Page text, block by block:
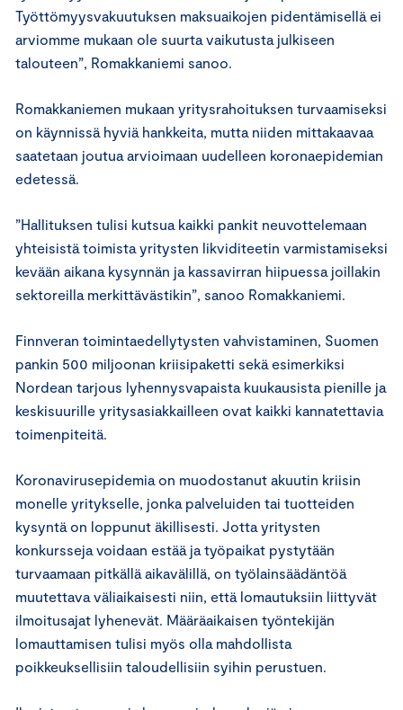
Työttömyysvakuutuksen maksuaikojen pidentämisellä ei
arviomme mukaan ole suurta vaikutusta julkiseen
talouteen”, Romakkaniemi sanoo.
Romakkaniemen mukaan yritysrahoituksen turvaamiseksi
on käynnissä hyviä hankkeita, mutta niiden mittakaavaa
saatetaan joutua arvioimaan uudelleen koronaepidemian
edetessä.
”Hallituksen tulisi kutsua kaikki pankit neuvottelemaan
yhteisistä toimista yritysten likviditeetin varmistamiseksi
kevään aikana kysynnän ja kassavirran hiipuessa joillakin
sektoreilla merkittävästikin”, sanoo Romakkaniemi.
Finnveran toimintaedellytysten vahvistaminen, Suomen
pankin 500 miljoonan kriisipaketti sekä esimerkiksi
Nordean tarjous lyhennysvapaista kuukausista pienille ja
keskisuurille yritysasiakkailleen ovat kaikki kannatettavia
toimenpiteitä.
Koronavirusepidemia on muodostanut akuutin kriisin
monelle yritykselle, jonka palveluiden tai tuotteiden
kysyntä on loppunut äkillisesti. Jotta yritysten
konkursseja voidaan estää ja työpaikat pystytään
turvaamaan pitkällä aikavälillä, on työlainsäädäntöä
muutettava väliaikaisesti niin, että lomautuksiin liittyvät
ilmoitusajat lyhenevät. Määräaikaisen työntekijän
lomauttamisen tulisi myös olla mahdollista
poikkeuksellisiin taloudellisiin syihin perustuen.